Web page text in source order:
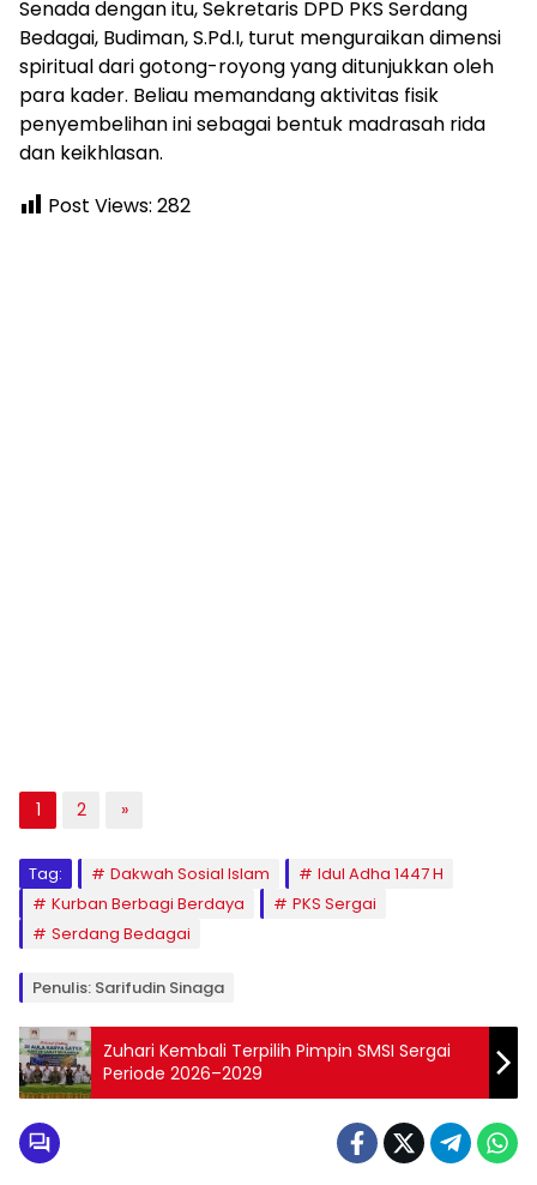
Senada dengan itu, Sekretaris DPD PKS Serdang
Bedagai, Budiman, S.Pd.I, turut menguraikan dimensi
spiritual dari gotong-royong yang ditunjukkan oleh
para kader. Beliau memandang aktivitas fisik
penyembelihan ini sebagai bentuk madrasah rida
dan keikhlasan.
Post Views: 282
1 2 »
Tag: Dakwah Sosial Islam
Idul Adha 1447 H
Kurban Berbagi Berdaya
PKS Sergai
Serdang Bedagai
Penulis: Sarifudin Sinaga
Zuhari Kembali Terpilih Pimpin SMSI Sergai
Periode 2026–2029